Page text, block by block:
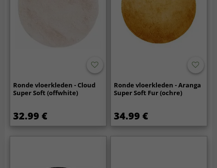
Ronde vloerkleden - Cloud
Super Soft (offwhite)
32.99 €
Ronde vloerkleden - Aranga
Super Soft Fur (ochre)
34.99 €